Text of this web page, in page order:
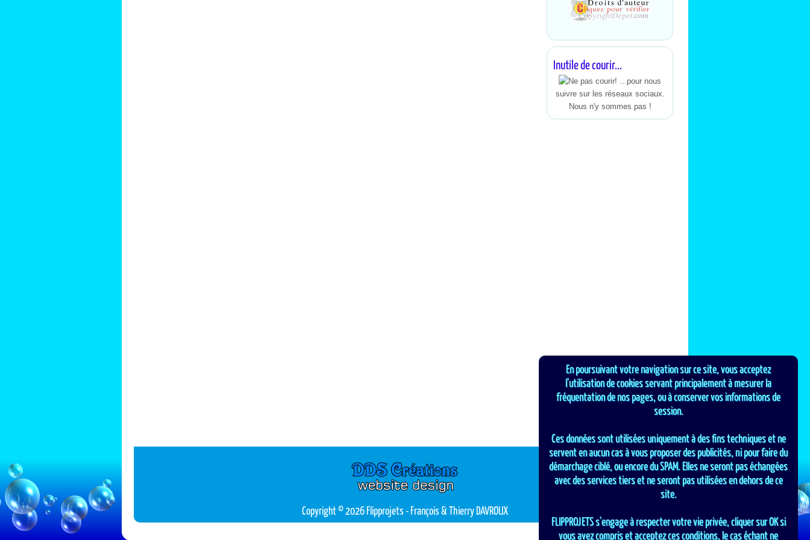
Inutile de courir...
...pour nous
suivre sur les réseaux sociaux.
Nous n'y sommes pas !
Copyright © 2026 Flipprojets- François & Thierry DAVROUX
En poursuivant votre navigation sur ce site, vous acceptez
l'utilisation de cookies servant principalement à mesurer la
fréquentation de nos pages, ou à conserver vos informations de
session.
Ces données sont utilisées uniquement à des fins techniques et ne
servent en aucun cas à vous proposer des publicités, ni pour faire du
démarchage ciblé, ou encore du SPAM. Elles ne seront pas échangées
avec des services tiers et ne seront pas utilisées en dehors de ce
site.
FLIPPROJETS s'engage à respecter votre vie privée, cliquer sur OK si
vous avez compris et acceptez ces conditions, le cas échant ne